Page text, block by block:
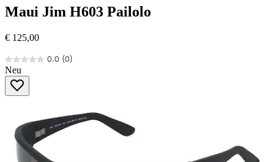
Maui Jim H603 Pailolo
€ 125,00
0.0 (0)
0.0
von
Sternen.
Neu